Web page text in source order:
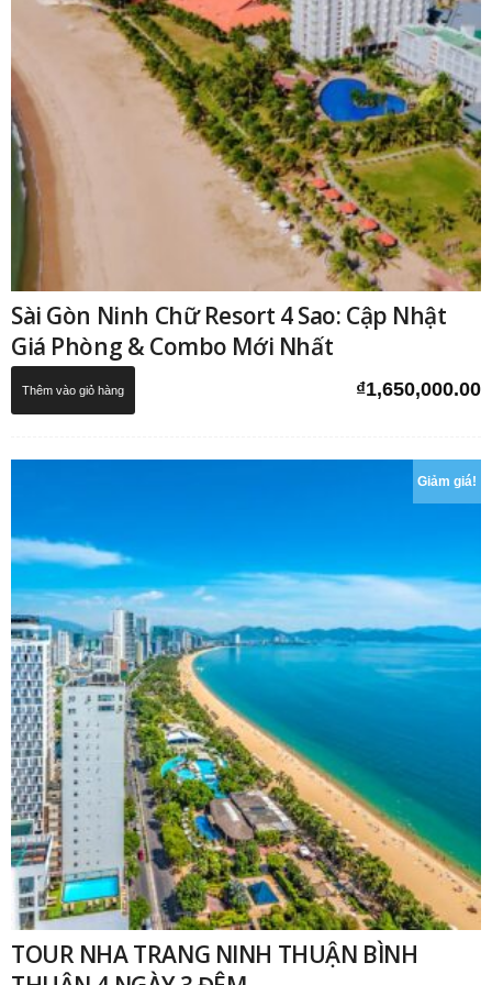
Sài Gòn Ninh Chữ Resort 4 Sao: Cập Nhật
Giá Phòng & Combo Mới Nhất
₫1,650,000.00
Thêm vào giỏ hàng
Giảm giá!
TOUR NHA TRANG NINH THUẬN BÌNH